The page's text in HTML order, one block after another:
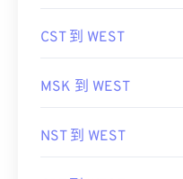
CST 到 WEST
MSK 到 WEST
NST 到 WEST